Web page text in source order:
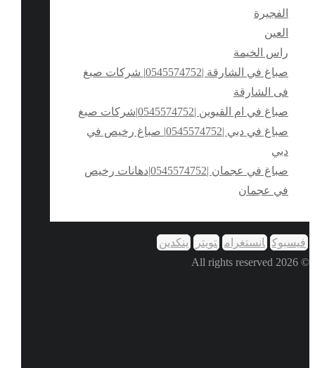
الفجيرة
العين
راس الخيمة
صباغ في الشارقة |0545574752| شركات صبغ
فى الشارقة
صباغ في ام القيوين |0545574752|شركات صبغ
صباغ في دبي |0545574752| صباغ رخيص في
دبي
صباغ في عجمان |0545574752|دهانات رخيص
في عجمان
فيسبوك انستغرام تويتر
ينكدين
© 2026 All rights reserved